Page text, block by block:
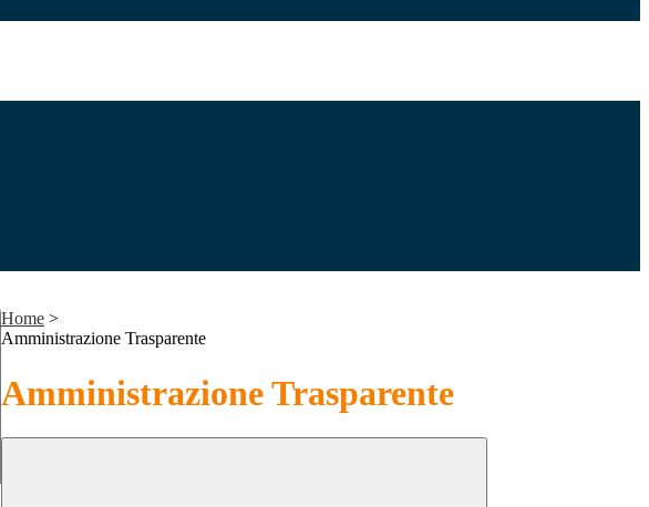
Home >
Amministrazione Trasparente
Amministrazione Trasparente